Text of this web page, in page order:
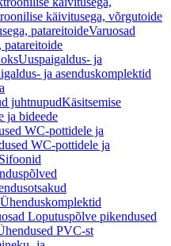
käivitusega, võrgutoide
patareitoideVaruosad
patareitoide
Uuspaigaldus- ja
ja asenduskomplektid
juhtnupudKäsitsemise
ja bideede
WC-pottidele ja
WC-pottidele ja
Loputuspõlve pikendused
PVC-st